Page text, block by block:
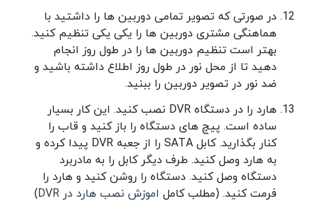
در صورتی که تصویر تمامی دوربین ها را داشتید با
هماهنگی مشتری دوربین ها را یکی یکی تنظیم کنید.
بهتر است تنظیم دوربین ها را در طول روز انجام
دهید تا از محل نور در طول روز اطلاع داشته باشید و
ضد نور در تصویر دوربین را ببنید.
هارد را در دستگاه DVR نصب کنید. این کار بسیار
ساده است. پیچ های دستگاه را باز کنید و قاب را
کنار بگذارید. کابل SATA را از جعبه DVR پیدا کرده و
به هارد وصل کنید. طرف دیگر کابل را به مادربرد
دستگاه وصل کنید. دستگاه را روشن کنید و هارد را
فرمت کنید. (مطلب کامل اموزش نصب هارد در DVR
)